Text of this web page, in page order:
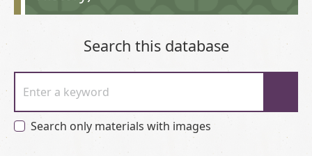
Search this database
Enter a keyword
Search only materials with images